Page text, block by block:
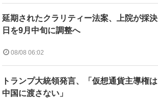
延期されたクラリティー法案、上院が採決
日を9月中旬に調整へ
08/08 06:02
トランプ大統領発言、「仮想通貨主導権は
中国に渡さない」